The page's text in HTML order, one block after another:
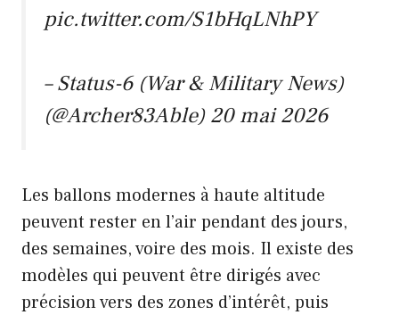
pic.twitter.com/S1bHqLNhPY
– Status-6 (War & Military News)
(@Archer83Able) 20 mai 2026
Les ballons modernes à haute altitude
peuvent rester en l’air pendant des jours,
des semaines, voire des mois. Il existe des
modèles qui peuvent être dirigés avec
précision vers des zones d’intérêt, puis